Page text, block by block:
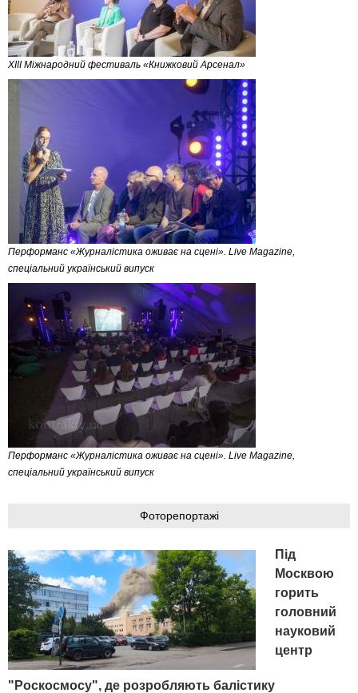
XIII Міжнародний фестиваль «Книжковий Арсенал»
Перформанс «Журналістика оживає на сцені». Live Magazinе,
спеціальний український випуск
Перформанс «Журналістика оживає на сцені». Live Magazinе,
спеціальний український випуск
Фоторепортажі
Під
Москвою
горить
головний
науковий
центр
"Роскосмосу", де розробляють балістику